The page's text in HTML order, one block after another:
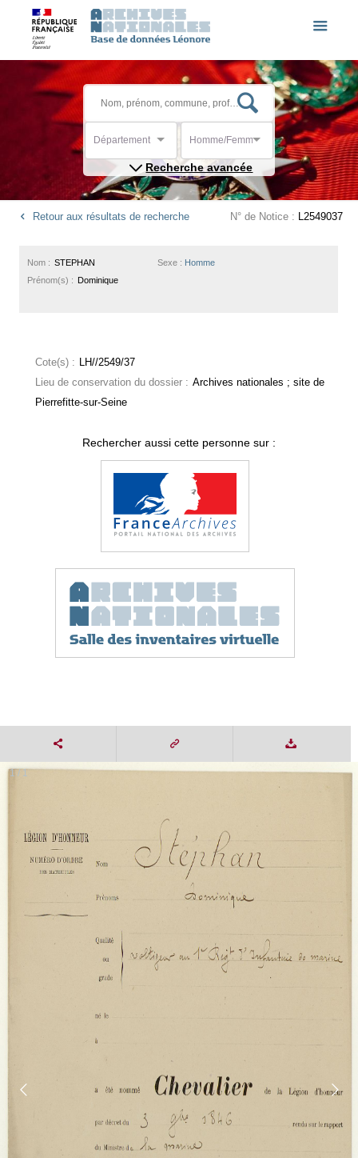
Département Homme/Femme
Recherche avancée
Retour aux résultats de recherche N° de Notice : L2549037
Sexe : Homme
Nom : STEPHAN
Prénom(s) : Dominique
Cote(s) : LH//2549/37
Lieu de conservation du dossier : Archives nationales ; site de
Pierrefitte-sur-Seine
Rechercher aussi cette personne sur :
1 / 1